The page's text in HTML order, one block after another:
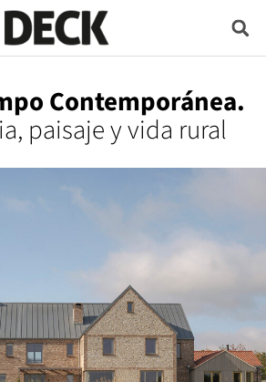
Contemporánea.
paisaje y vida rural